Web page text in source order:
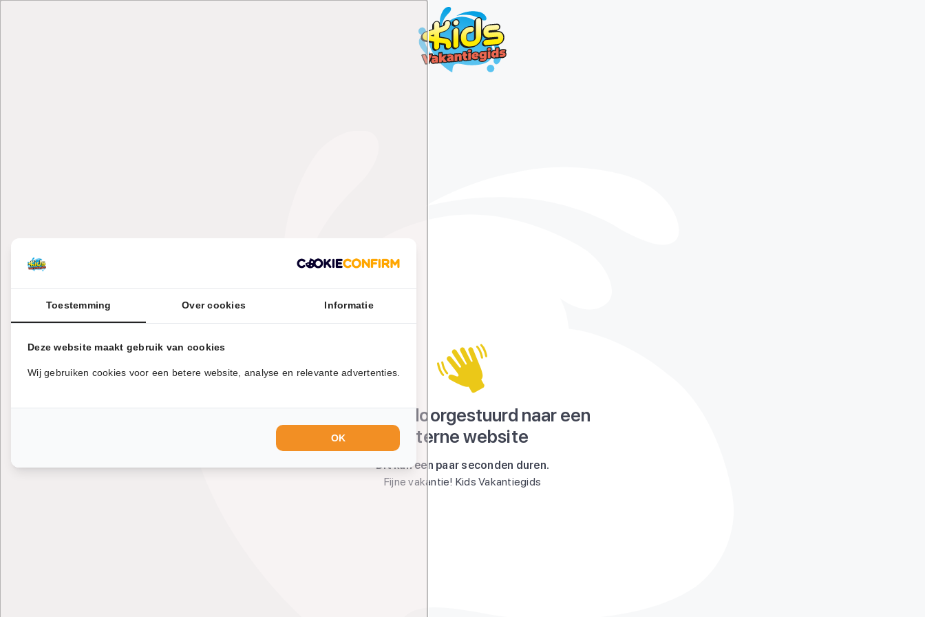
Je wordt doorgestuurd naar een
externe website
Dit kan een paar seconden duren.
Fijne vakantie! Kids Vakantiegids
Toestemming Over cookies Informatie
Deze website maakt gebruik van cookies
Wij gebruiken cookies voor een betere website, analyse en relevante advertenties.
OK